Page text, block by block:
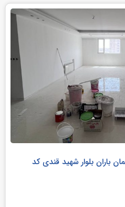
آپارتمان باران بلوار شهید قندی کد